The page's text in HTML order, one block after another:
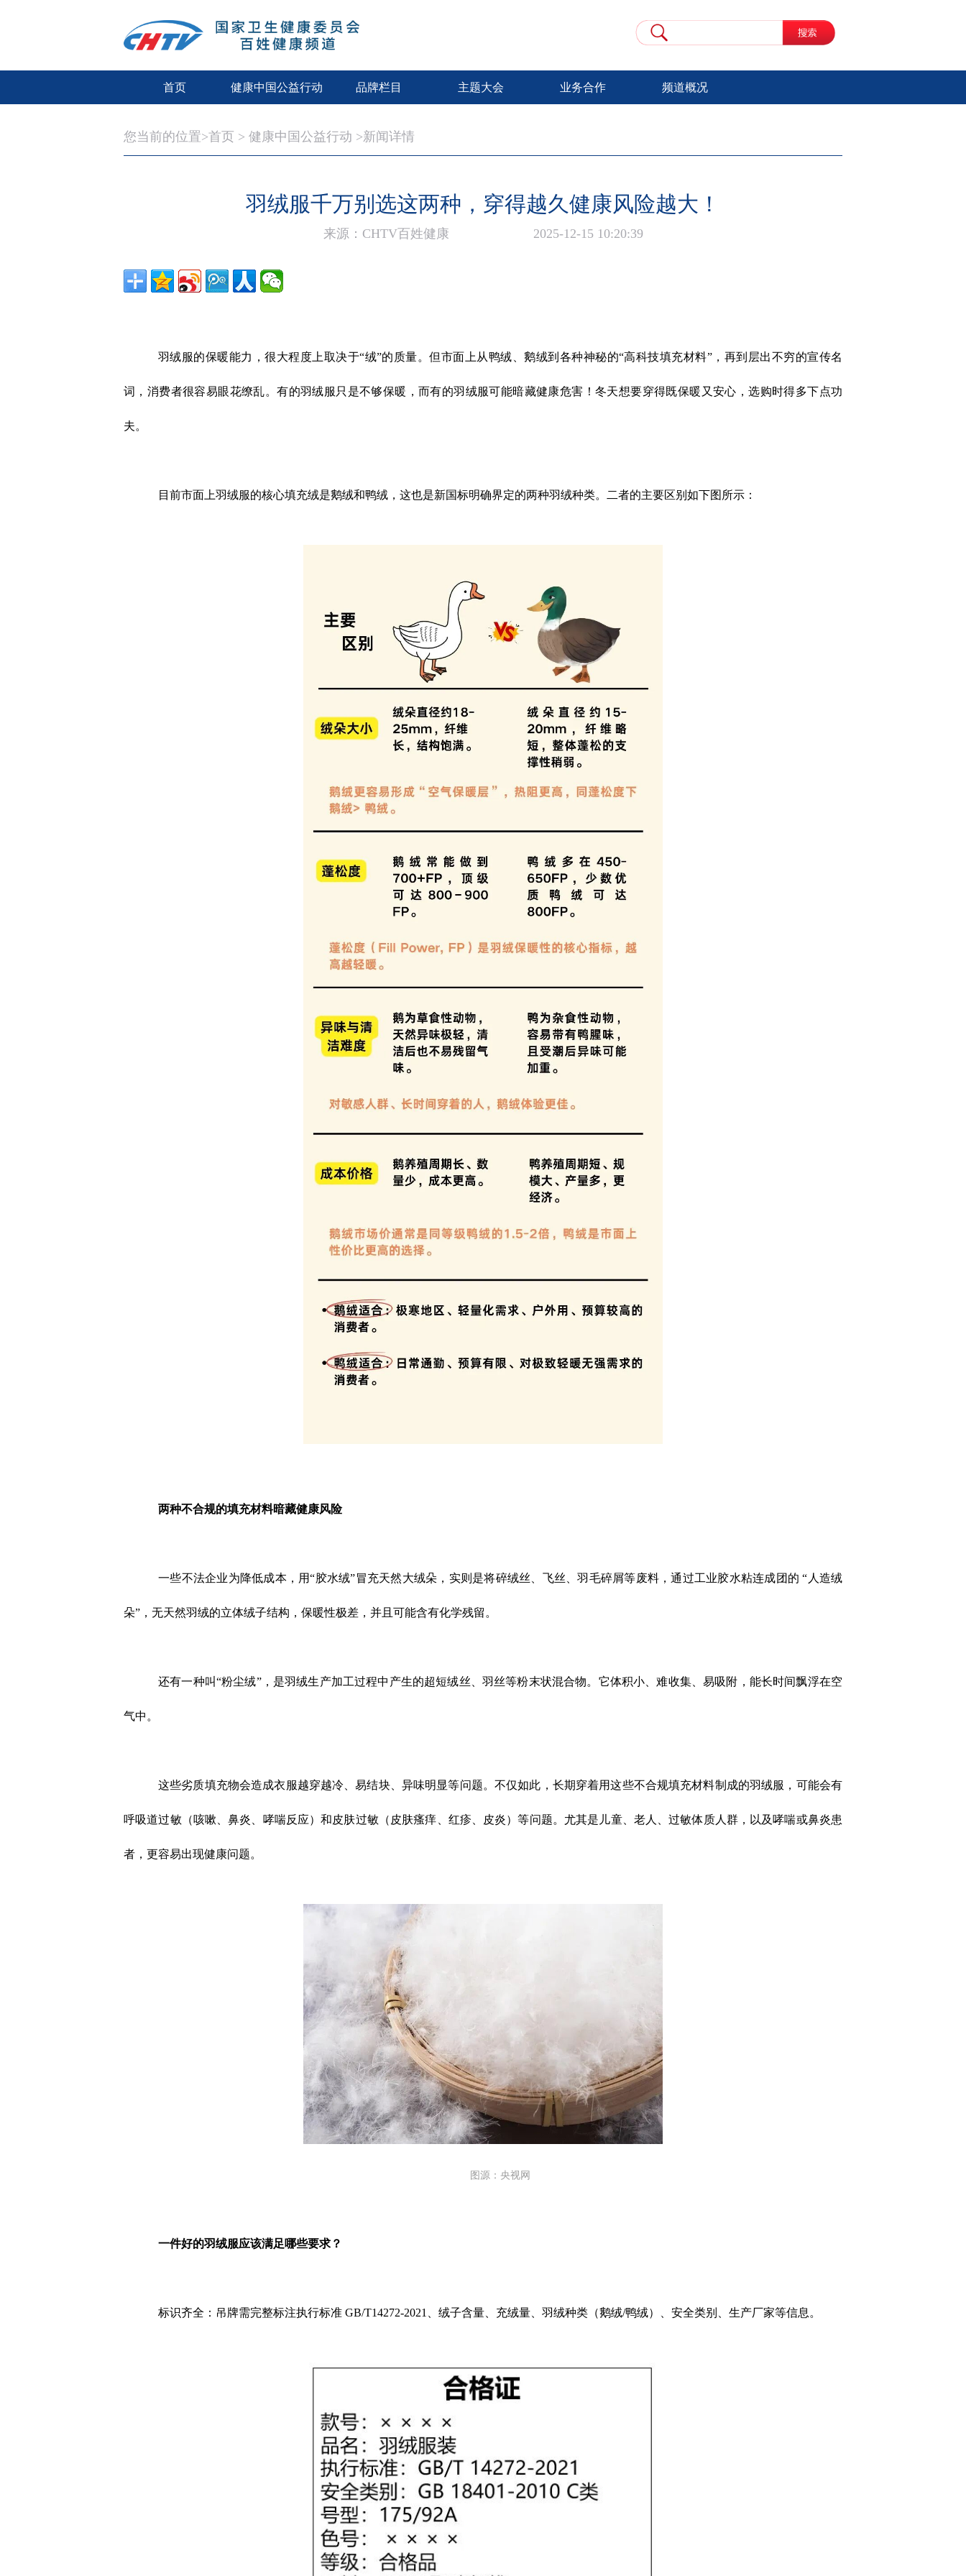
首页 健康中国公益行动 品牌栏目 主题大会 业务合作 频道概况
您当前的位置>首页 > 健康中国公益行动 >新闻详情
羽绒服千万别选这两种，穿得越久健康风险越大！
来源：CHTV百姓健康 2025-12-15 10:20:39
羽绒服的保暖能力，很大程度上取决于“绒”的质量。但市面上从鸭绒、鹅绒到各种神秘的“高科技填充材料”，再到层出不穷的宣传名
词，消费者很容易眼花缭乱。有的羽绒服只是不够保暖，而有的羽绒服可能暗藏健康危害！冬天想要穿得既保暖又安心，选购时得多下点功
夫。
目前市面上羽绒服的核心填充绒是鹅绒和鸭绒，这也是新国标明确界定的两种羽绒种类。二者的主要区别如下图所示：
两种不合规的填充材料暗藏健康风险
一些不法企业为降低成本，用“胶水绒”冒充天然大绒朵，实则是将碎绒丝、飞丝、羽毛碎屑等废料，通过工业胶水粘连成团的 “人造绒
朵”，无天然羽绒的立体绒子结构，保暖性极差，并且可能含有化学残留。
还有一种叫“粉尘绒”，是羽绒生产加工过程中产生的超短绒丝、羽丝等粉末状混合物。它体积小、难收集、易吸附，能长时间飘浮在空
气中。
这些劣质填充物会造成衣服越穿越冷、易结块、异味明显等问题。不仅如此，长期穿着用这些不合规填充材料制成的羽绒服，可能会有
呼吸道过敏（咳嗽、鼻炎、哮喘反应）和皮肤过敏（皮肤瘙痒、红疹、皮炎）等问题。尤其是儿童、老人、过敏体质人群，以及哮喘或鼻炎患
者，更容易出现健康问题。
图源：央视网
一件好的羽绒服应该满足哪些要求？
标识齐全：吊牌需完整标注执行标准 GB/T14272-2021、绒子含量、充绒量、羽绒种类（鹅绒/鸭绒）、安全类别、生产厂家等信息。